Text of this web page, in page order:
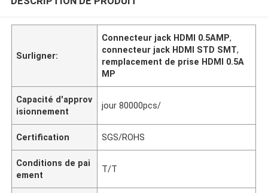
Surligner:
Connecteur jack HDMI 0.5AMP,
connecteur jack HDMI STD SMT,
remplacement de prise HDMI 0.5A
MP
Capacité d'approv
isionnement
jour 80000pcs/
Certification SGS/ROHS
Conditions de pai
ement
T/T